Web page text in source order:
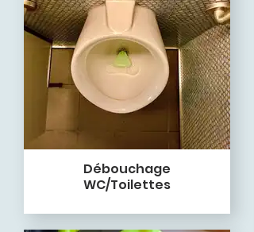
Débouchage
WC/Toilettes